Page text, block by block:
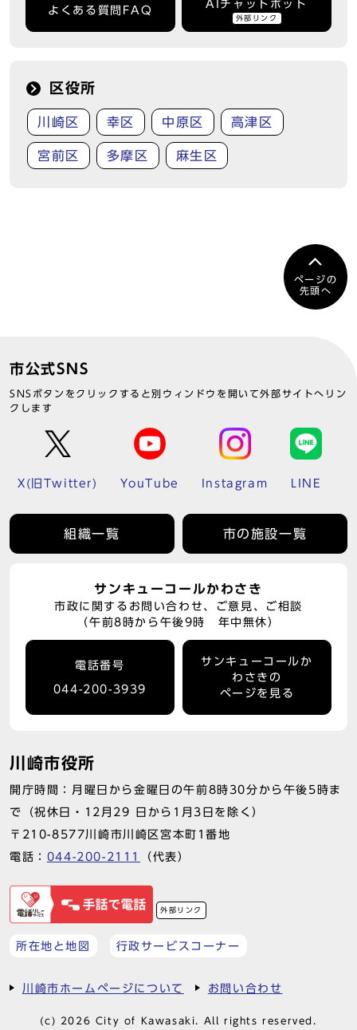
よくある質問FAQ
AIチャットボット
外部リンク
区役所
川崎区 幸区 中原区 高津区
宮前区 多摩区 麻生区
ページの
先頭へ
市公式SNS
SNSボタンをクリックすると別ウィンドウを開いて外部サイトへリン
クします
X(旧Twitter) YouTube Instagram LINE
組織一覧 市の施設一覧
サンキューコールかわさき
市政に関するお問い合わせ、ご意見、ご相談
（午前8時から午後9時 年中無休）
電話番号
044-200-3939
サンキューコールか
わさきの
ページを見る
川崎市役所
開庁時間：月曜日から金曜日の午前8時30分から午後5時ま
で（祝休日・12月29 日から1月3日を除く）
〒210-8577川崎市川崎区宮本町1番地
電話： 044-200-2111 （代表）
外部リンク
所在地と地図 行政サービスコーナー
川崎市ホームページについて お問い合わせ
(c) 2026 City of Kawasaki. All rights reserved.